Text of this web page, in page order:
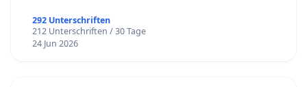
292 Unterschriften
212 Unterschriften / 30 Tage
24 Jun 2026